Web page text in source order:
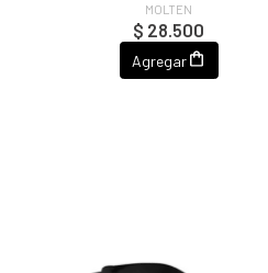
MOLTEN
$ 28.500
Agregar